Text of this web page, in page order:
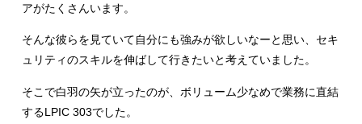
アがたくさんいます。
そんな彼らを見ていて自分にも強みが欲しいなーと思い、セキ
ュリティのスキルを伸ばして行きたいと考えていました。
そこで白羽の矢が立ったのが、ボリューム少なめで業務に直結
するLPIC 303でした。